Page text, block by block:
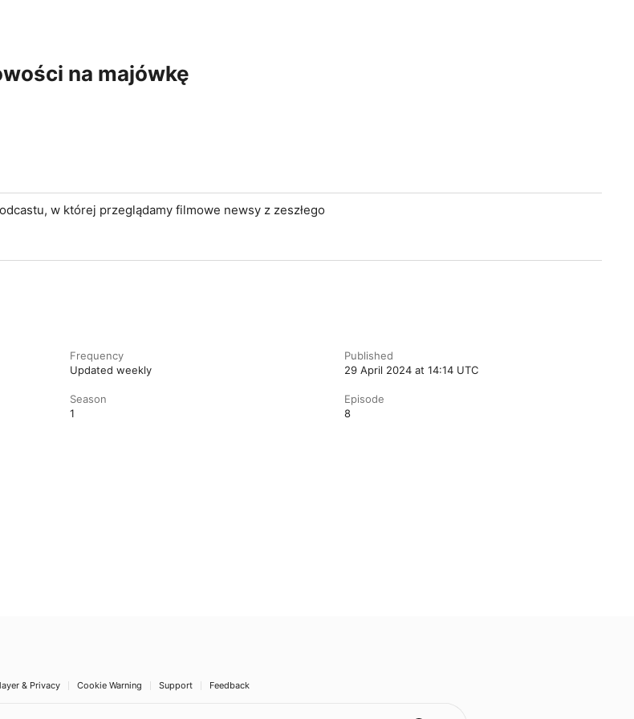
na majówkę
w której przeglądamy filmowe newsy z zeszłego
Frequency
Updated weekly
Published
29 April 2024 at 14:14 UTC
Season
1
Episode
8
& Privacy Cookie Warning Support Feedback